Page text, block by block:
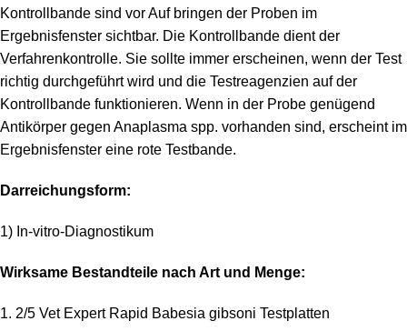
Kontrollbande sind vor Auf bringen der Proben im
Ergebnisfenster sichtbar. Die Kontrollbande dient der
Verfahrenkontrolle. Sie sollte immer erscheinen, wenn der Test
richtig durchgeführt wird und die Testreagenzien auf der
Kontrollbande funktionieren. Wenn in der Probe genügend
Antikörper gegen Anaplasma spp. vorhanden sind, erscheint im
Ergebnisfenster eine rote Testbande.
Darreichungsform:
1) In-vitro-Diagnostikum
Wirksame Bestandteile nach Art und Menge:
1. 2/5 Vet Expert Rapid Babesia gibsoni Testplatten